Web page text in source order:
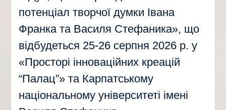
потенціал творчої думки Івана
Франка та Василя Стефаника», що
відбудеться 25-26 серпня 2026 р. у
«Просторі інноваційних креацій
“Палац”» та Карпатському
національному університеті імені